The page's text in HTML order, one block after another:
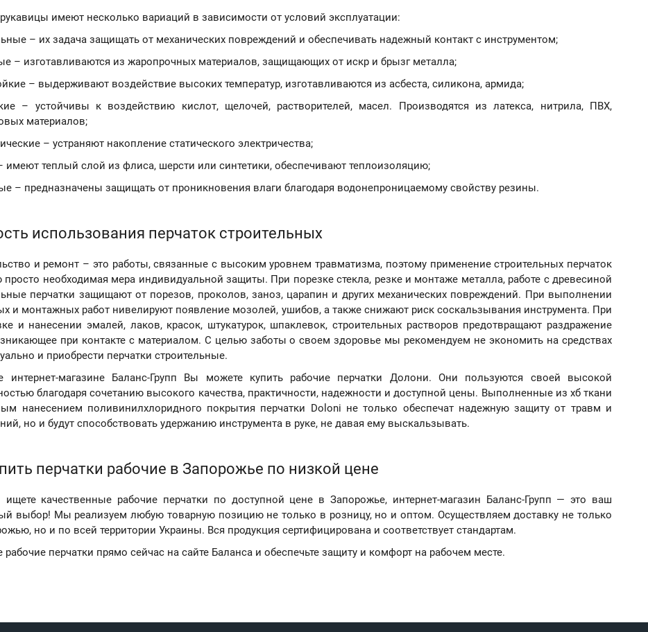
имеют несколько вариаций в зависимости от условий эксплуатации:
– их задача защищать от механических повреждений и обеспечивать надежный контакт с инструментом;
– изготавливаются из жаропрочных материалов, защищающих от искр и брызг металла;
– выдерживают воздействие высоких температур, изготавливаются из асбеста, силикона, армида;
– устойчивы к воздействию кислот, щелочей, растворителей, масел. Производятся из латекса, нитрила, ПВХ,
материалов;
– устраняют накопление статического электричества;
имеют теплый слой из флиса, шерсти или синтетики, обеспечивают теплоизоляцию;
– предназначены защищать от проникновения влаги благодаря водонепроницаемому свойству резины.
использования перчаток строительных
и ремонт – это работы, связанные с высоким уровнем травматизма, поэтому применение строительных перчаток
просто необходимая мера индивидуальной защиты. При порезке стекла, резке и монтаже металла, работе с древесиной
перчатки защищают от порезов, проколов, заноз, царапин и других механических повреждений. При выполнении
и монтажных работ нивелируют появление мозолей, ушибов, а также снижают риск соскальзывания инструмента. При
и нанесении эмалей, лаков, красок, штукатурок, шпаклевок, строительных растворов предотвращают раздражение
при контакте с материалом. С целью заботы о своем здоровье мы рекомендуем не экономить на средствах
и приобрести перчатки строительные.
интернет-магазине Баланс-Групп Вы можете купить рабочие перчатки Долони. Они пользуются своей высокой
благодаря сочетанию высокого качества, практичности, надежности и доступной цены. Выполненные из хб ткани
нанесением поливинилхлоридного покрытия перчатки Doloni не только обеспечат надежную защиту от травм и
но и будут способствовать удержанию инструмента в руке, не давая ему выскальзывать.
перчатки рабочие в Запорожье по низкой цене
качественные рабочие перчатки по доступной цене в Запорожье, интернет-магазин Баланс-Групп — это ваш
выбор! Мы реализуем любую товарную позицию не только в розницу, но и оптом. Осуществляем доставку не только
но и по всей территории Украины. Вся продукция сертифицирована и соответствует стандартам.
рабочие перчатки прямо сейчас на сайте Баланса и обеспечьте защиту и комфорт на рабочем месте.